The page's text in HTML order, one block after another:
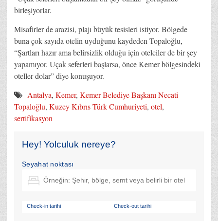
birleşiyorlar.
Misafirler de arazisi, plajı büyük tesisleri istiyor. Bölgede
buna çok sayıda otelin uyduğunu kaydeden Topaloğlu,
“Şartları hazır ama belirsizlik olduğu için otelciler de bir şey
yapamıyor. Uçak seferleri başlarsa, önce Kemer bölgesindeki
oteller dolar” diye konuşuyor.
Antalya, Kemer, Kemer Belediye Başkanı Necati
Topaloğlu, Kuzey Kıbrıs Türk Cumhuriyeti, otel,
sertifikasyon
Hey! Yolculuk nereye?
Seyahat noktası
Check-in tarihi Check-out tarihi